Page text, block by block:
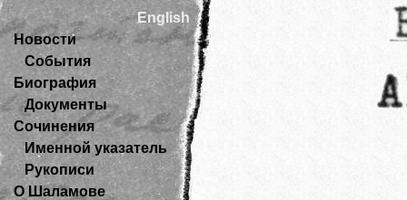
English
Новости
События
Биография
Документы
Сочинения
Именной указатель
Рукописи
О Шаламове